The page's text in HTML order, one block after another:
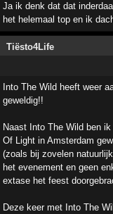
Ja ik denk dat dat
het helemaal top en ik
Tiësto4Life
Into The Wild heeft weer
geweldig!!
Naast Into The Wild ben
Of Light in Amsterdam
(zoals bij zovelen
het evenement en geen
extase het feest
Deze keer met Into The